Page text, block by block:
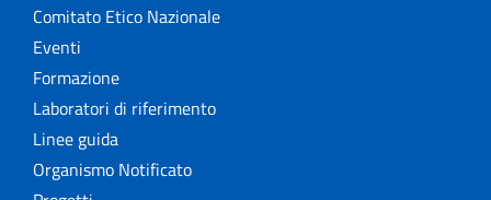
Comitato Etico Nazionale
Eventi
Formazione
Laboratori di riferimento
Linee guida
Organismo Notificato